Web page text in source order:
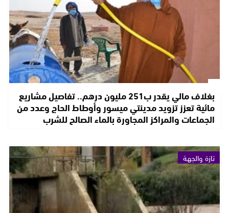
بغلاف مالي يقدر ب251 مليون درهم.. تفاصيل مشاريع
مائية تعزز تزويد مدينتي ميسور وأوطاط الحاج وعدد من
الجماعات والمراكز المجاورة بالماء الصالح للشرب
تازة والجهة